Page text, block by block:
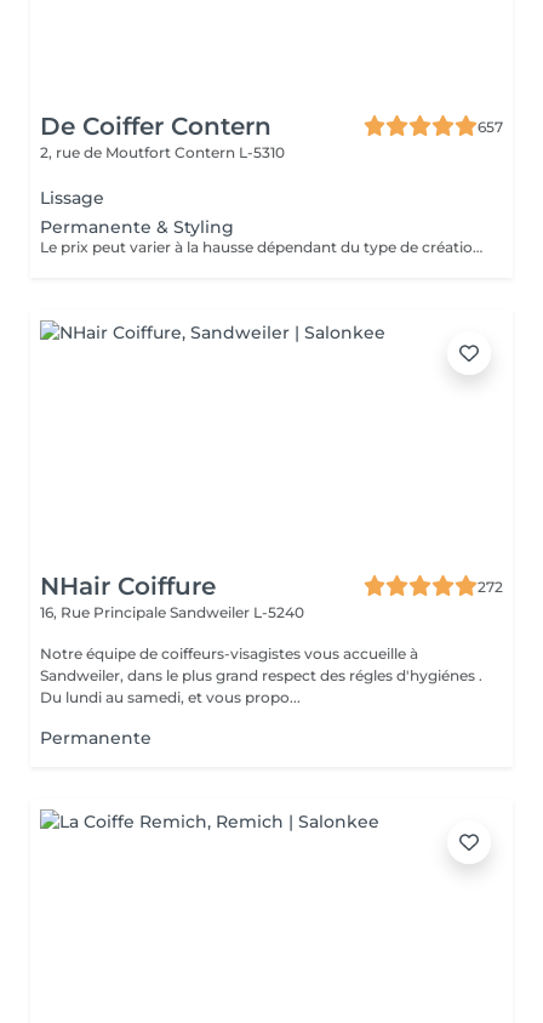
De Coiffer Contern
657
2, rue de Moutfort Contern L-5310
Lissage
Permanente & Styling
Le prix peut varier à la hausse dépendant du type de création finalement réalisée.
NHair Coiffure
272
16, Rue Principale Sandweiler L-5240
Notre équipe de coiffeurs-visagistes vous accueille à
Sandweiler, dans le plus grand respect des régles d'hygiénes .
Du lundi au samedi, et vous propo...
Permanente